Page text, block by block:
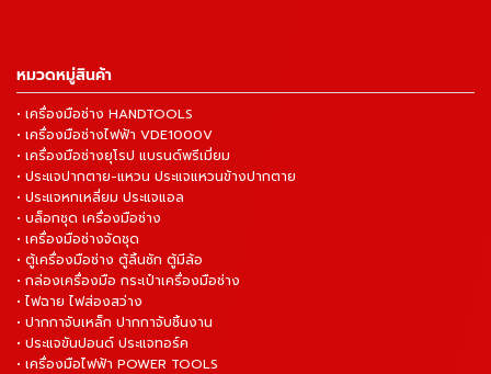
หมวดหมู่สินค้า
• เครื่องมือช่าง HANDTOOLS
• เครื่องมือช่างไฟฟ้า VDE1000V
• เครื่องมือช่างยุโรป แบรนด์พรีเมี่ยม
• ประแจปากตาย-แหวน ประแจแหวนข้างปากตาย
• ประแจหกเหลี่ยม ประแจแอล
• บล็อกชุด เครื่องมือช่าง
• เครื่องมือช่างจัดชุด
• ตู้เครื่องมือช่าง ตู้ลิ้นชัก ตู้มีล้อ
• กล่องเครื่องมือ กระเป๋าเครื่องมือช่าง
• ไฟฉาย ไฟส่องสว่าง
• ปากกาจับเหล็ก ปากกาจับชิ้นงาน
• ประแจขันปอนด์ ประแจทอร์ค
• เครื่องมือไฟฟ้า POWER TOOLS